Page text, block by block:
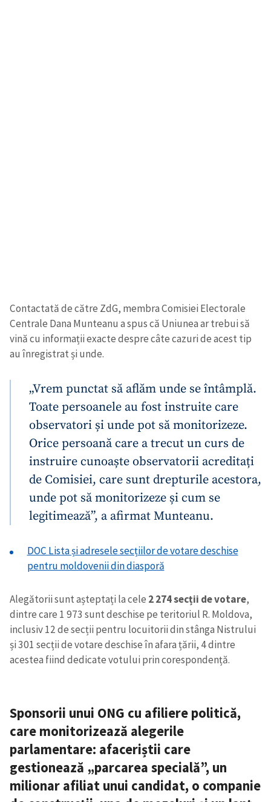
Trimite o informație
Despre ZdG
in English
на русском
Contactată de către ZdG, membra Comisiei Electorale
Centrale Dana Munteanu a spus că Uniunea ar trebui să
vină cu informații exacte despre câte cazuri de acest tip
au înregistrat și unde.
„Vrem punctat să aflăm unde se întâmplă.
Toate persoanele au fost instruite care
observatori și unde pot să monitorizeze.
Orice persoană care a trecut un curs de
instruire cunoaște observatorii acreditați
de Comisiei, care sunt drepturile acestora,
unde pot să monitorizeze și cum se
legitimează”, a afirmat Munteanu.
DOC Lista și adresele secțiilor de votare deschise
pentru moldovenii din diasporă
Alegătorii sunt așteptați la cele 2 274 secții de votare,
dintre care 1 973 sunt deschise pe teritoriul R. Moldova,
inclusiv 12 de secții pentru locuitorii din stânga Nistrului
și 301 secții de votare deschise în afara țării, 4 dintre
acestea fiind dedicate votului prin corespondență.
Sponsorii unui ONG cu afiliere politică,
care monitorizează alegerile
parlamentare: afaceriștii care
gestionează „parcarea specială”, un
milionar afiliat unui candidat, o companie